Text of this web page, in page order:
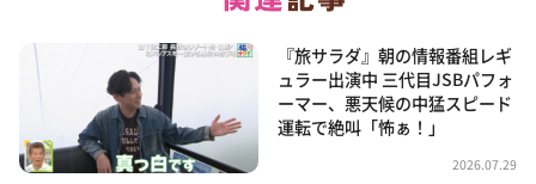
『旅サラダ』朝の情報番組レギ
ュラー出演中 三代目JSBパフォ
ーマー、悪天候の中猛スピード
運転で絶叫「怖ぁ！」
2026.07.29